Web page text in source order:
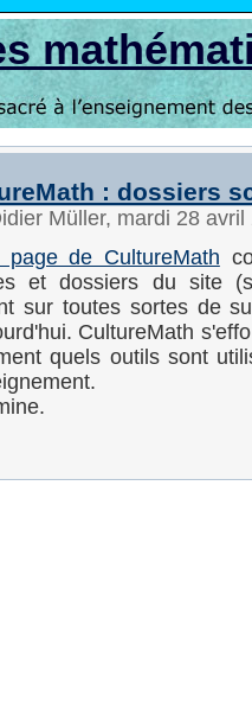
: dossiers
Müller, mardi 28
page de CultureMath
et dossiers du site
sur toutes sortes de
CultureMath
quels outils sont